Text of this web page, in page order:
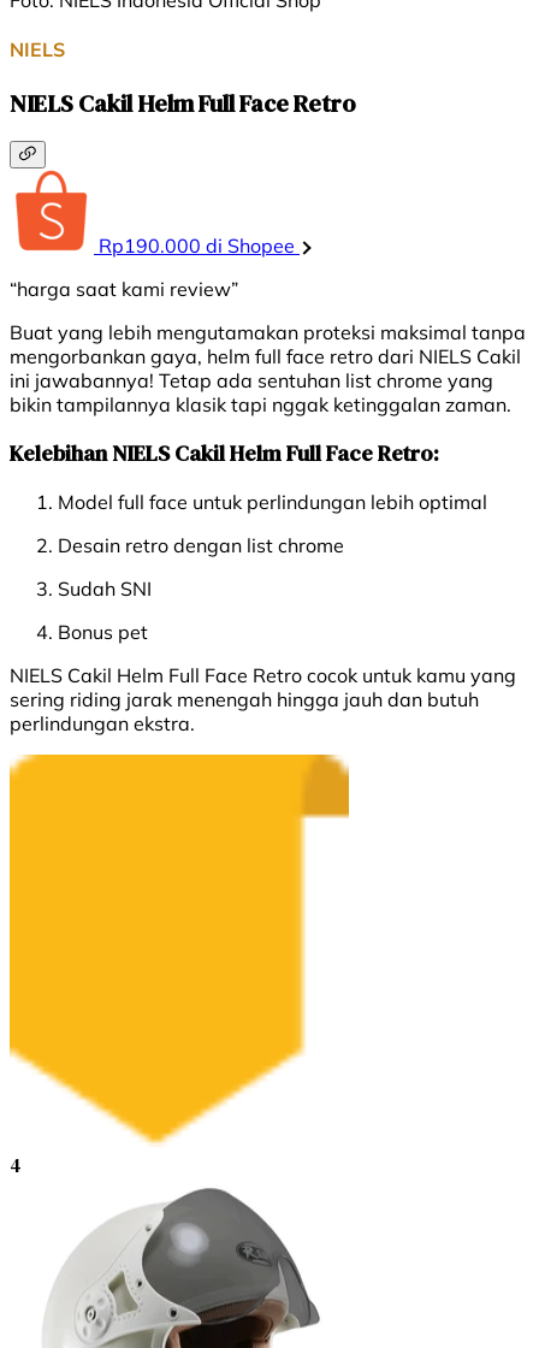
NIELS
NIELS Cakil Helm Full Face Retro
Rp190.000 di Shopee
“harga saat kami review”
Buat yang lebih mengutamakan proteksi maksimal tanpa
mengorbankan gaya, helm full face retro dari NIELS Cakil
ini jawabannya! Tetap ada sentuhan list chrome yang
bikin tampilannya klasik tapi nggak ketinggalan zaman.
Kelebihan NIELS Cakil Helm Full Face Retro:
Model full face untuk perlindungan lebih optimal
Desain retro dengan list chrome
Sudah SNI
Bonus pet
NIELS Cakil Helm Full Face Retro cocok untuk kamu yang
sering riding jarak menengah hingga jauh dan butuh
perlindungan ekstra.
4